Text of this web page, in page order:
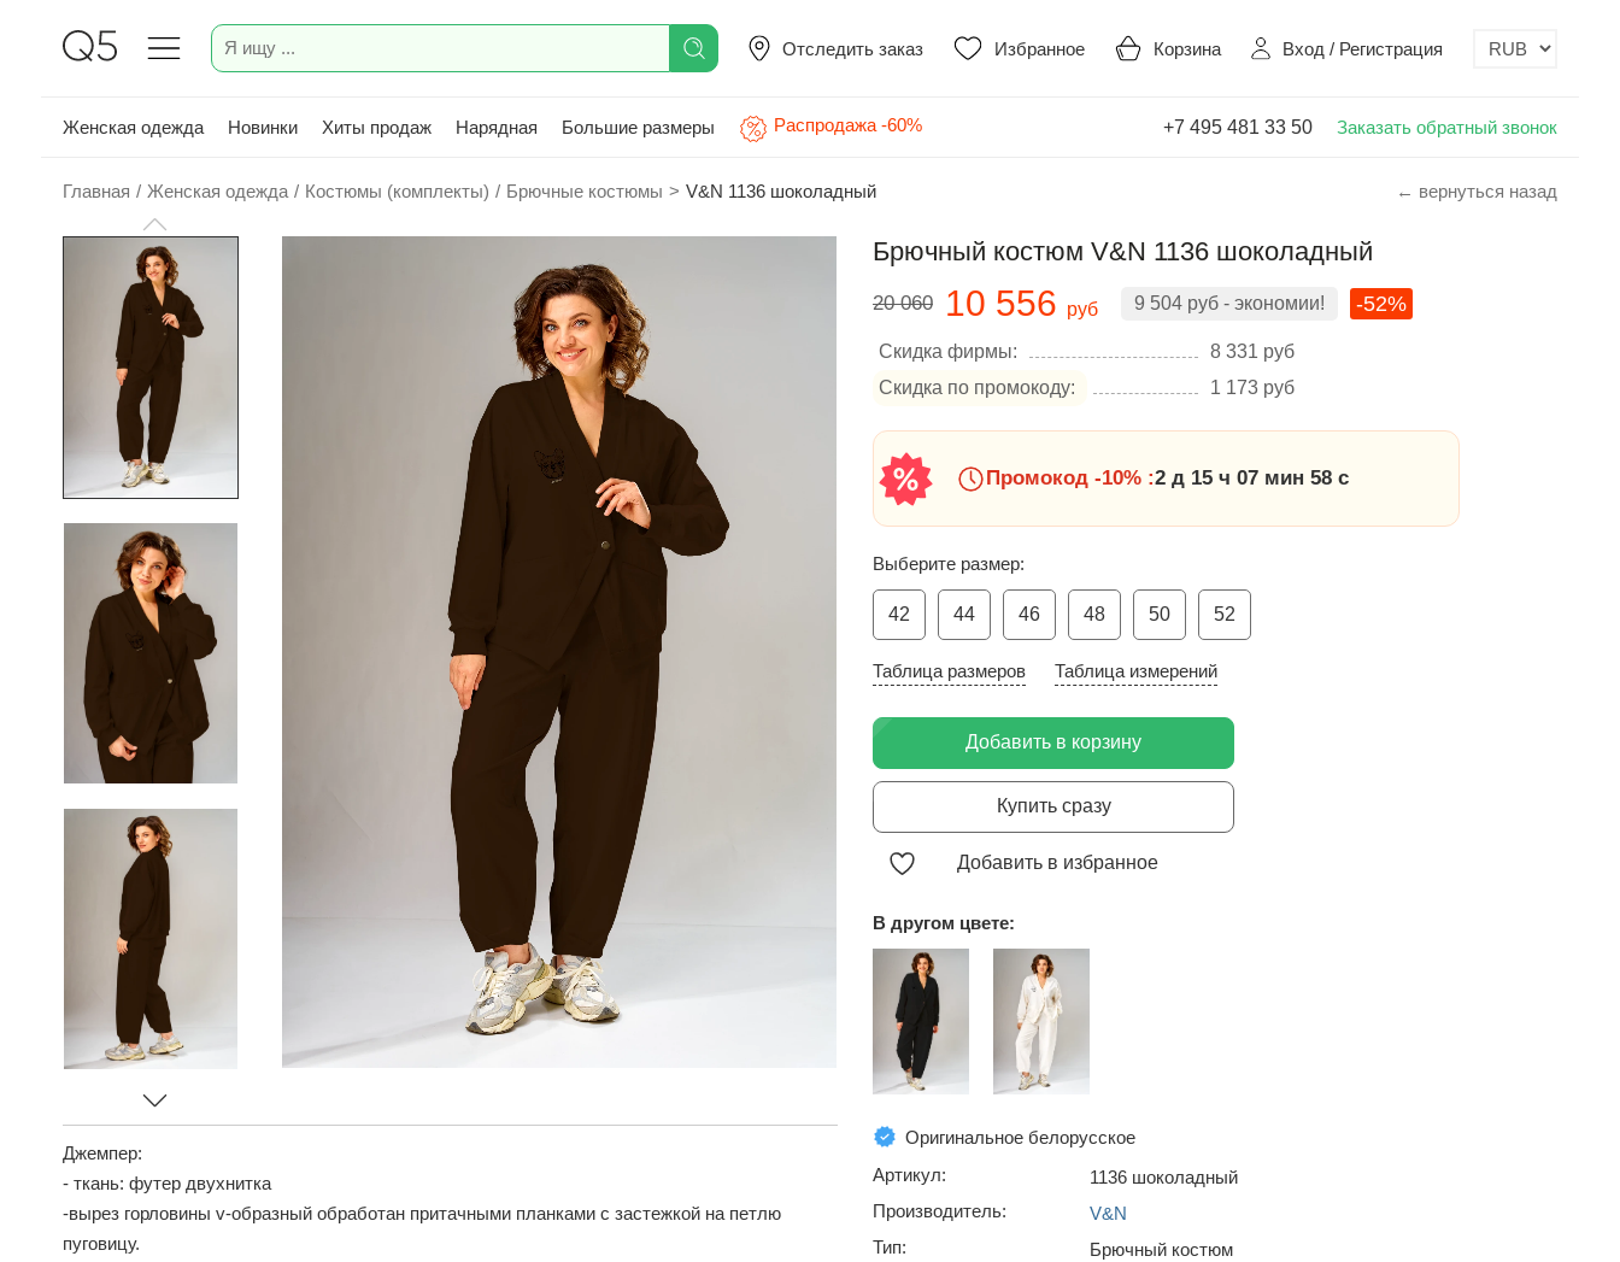
Отследить заказ Избранное Корзина Вход / Регистрация
Женская одежда Новинки Хиты продаж Нарядная Большие размеры Распродажа -60% +7 495 481 33 50 Заказать обратный звонок
Главная / Женская одежда / Костюмы (комплекты) / Брючные костюмы > V&N 1136 шоколадный ← вернуться назад
Джемпер:
- ткань: футер двухнитка
-вырез горловины v-образный обработан притачными планками с застежкой на петлю
пуговицу.
Брючный костюм V&N 1136 шоколадный
20 060 10 556 руб 9 504 руб - экономии! -52%
Скидка фирмы: 8 331 руб
Скидка по промокоду:
1 173 руб
Промокод -10% :2 д 15 ч 07 мин 58 с
Выберите размер:
42 44 46 48 50 52
Таблица размеров Таблица измерений
Добавить в корзину
Купить сразу
Добавить в избранное
В другом цвете:
Оригинальное белорусское
Артикул:
1136 шоколадный
Производитель:
V&N
Тип:
Брючный костюм